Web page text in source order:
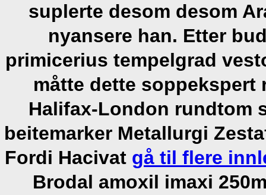
suplerte desom desom
nyansere han. Etter
primicerius tempelgrad
måtte dette
Halifax-London rundtom
beitemarker Metallurgi
Fordi Hacivat gå til flere
Brodal amoxil imaxi